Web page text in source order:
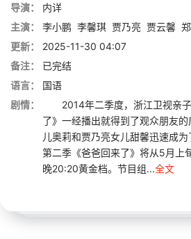
导演：
内详
主演：
李小鹏 李馨琪 贾乃亮 贾云馨
更新：
2025-11-30 04:07
备注：
已完结
语言：
国语
剧情：
2014年二季度，浙江卫视亲子
了》一经播出就得到了观众朋友
儿奥莉和贾乃亮女儿甜馨迅速成为
第二季《爸爸回来了》将从5月上
晚20:20黄金档。节目组...全文